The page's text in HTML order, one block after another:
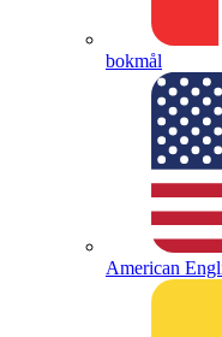
bokmål
American